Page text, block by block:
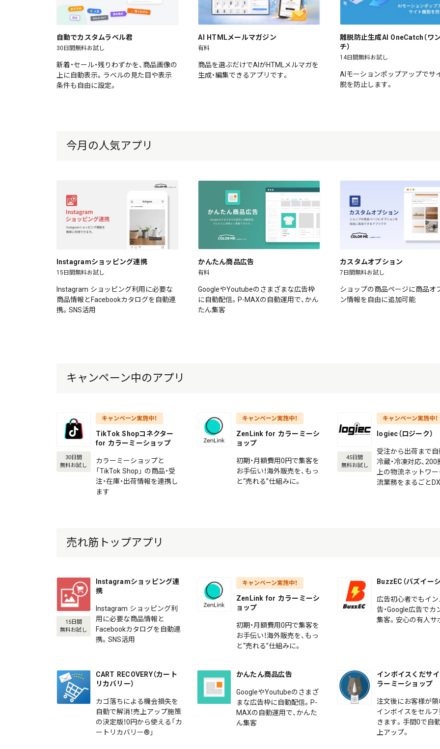
自動でカスタムラベル君
30日間無料お試し
新着・セール・残りわずかを、商品画像の
上に自動表示。ラベルの見た目や表示
条件も自由に設定。
AI HTMLメールマガジン
有料
商品を選ぶだけでAIがHTMLメルマガを
生成・編集できるアプリです。
離脱防止生成AI OneCatch（ワ
チ）
14日間無料お試し
AIモーションポップアップでサ
脱を防止します。
今月の人気アプリ
Instagramショッピング連携
15日間無料お試し
Instagram ショッピング利用に必要な
商品情報とFacebookカタログを自動連
携。SNS活用
かんたん商品広告
有料
GoogleやYoutubeのさまざまな広告枠
に自動配信。P-MAXの自動運用で、かん
たん集客
カスタムオプション
7日間無料お試し
ショップの商品ページに商品オ
ン情報を自由に追加可能
キャンペーン中のアプリ
30日間
無料お試し
キャンペーン実施中！
TikTok Shopコネクター
for カラーミーショップ
カラーミーショップと
「TikTok Shop」 の商品・受
注・在庫・出荷情報を連携し
ます
キャンペーン実施中！
ZenLink for カラーミーシ
ョップ
初期・月額費用0円で集客を
お手伝い！海外販売を、もっ
と“売れる”仕組みに。
45日間
無料お試し
キャンペーン実施中！
logiec（ロジーク）
受注から出荷まで自
冷蔵・冷凍対応、200
上の物流ネットワ
流業務をまるごとDX
売れ筋トップアプリ
15日間
無料お試し
Instagramショッピング連
携
Instagram ショッピング利
用に必要な商品情報と
Facebookカタログを自動連
携。SNS活用
キャンペーン実施中！
ZenLink for カラーミーシ
ョップ
初期・月額費用0円で集客を
お手伝い！海外販売を、もっ
と“売れる”仕組みに。
BuzzEC（バズイーシ
広告初心者でもイ
告・Google広告でカ
集客。安心の有人サ
CART RECOVERY（カート
リカバリー）
カゴ落ちによる機会損失を
自動で解消！売上アップ施策
の決定版！0円から使える「カ
ートリカバリー®」
かんたん商品広告
GoogleやYoutubeのさまざ
まな広告枠に自動配信。P-
MAXの自動運用で、かんた
ん集客
インボイスくだサ
ラーミーショップ
注文後にお客様が領
インボイスをセルフ
きます。手間0で自
上アップ。